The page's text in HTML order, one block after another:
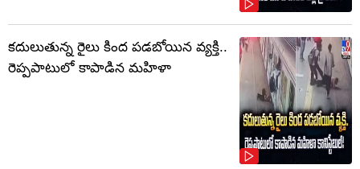
కదులుతున్న రైలు కింద పడబోయిన వ్యక్తి..
రెప్పపాటులో కాపాడిన మహిళా